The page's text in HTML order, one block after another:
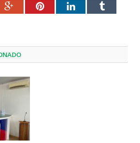
Google+PinterestLinkedInTumblr